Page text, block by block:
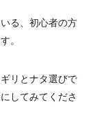
る、初心者の方
。
リとナタ選びで
してみてくださ